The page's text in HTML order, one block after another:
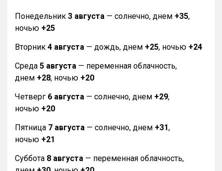
Понедельник 3 августа — солнечно, днем +35,
ночью +25
Вторник 4 августа — дождь, днем +25, ночью +24
Среда 5 августа — переменная облачность,
днем +28, ночью +20
Четверг 6 августа — солнечно, днем +29,
ночью +20
Пятница 7 августа — солнечно, днем +31,
ночью +21
Суббота 8 августа — переменная облачность,